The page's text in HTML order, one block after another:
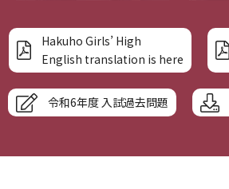
Hakuho Girls’ High
English translation is here
令和6年度 入試過去問題